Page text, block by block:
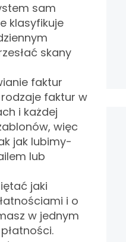
sam
klasyfikuje
skany
faktur
faktur w
i każdej
więc
jak lubimy-
lub
jaki
i o
w jednym